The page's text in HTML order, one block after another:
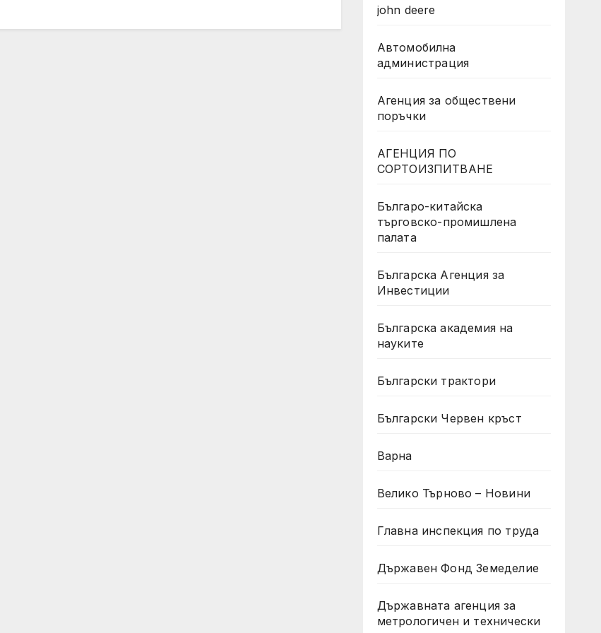
john deere
Автомобилна
администрация
Агенция за обществени
поръчки
АГЕНЦИЯ ПО
СОРТОИЗПИТВАНЕ
Българо-китайска
търговско-промишлена
палата
Българска Агенция за
Инвестиции
Българска академия на
науките
Български трактори
Български Червен кръст
Варна
Велико Търново – Новини
Главна инспекция по труда
Държавен Фонд Земеделие
Държавната агенция за
метрологичен и технически